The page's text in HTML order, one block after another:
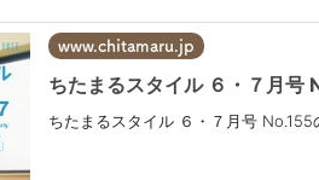
www.chitamaru.jp
ちたまるスタイル ６・７月号
ちたまるスタイル ６・７月号 No.155